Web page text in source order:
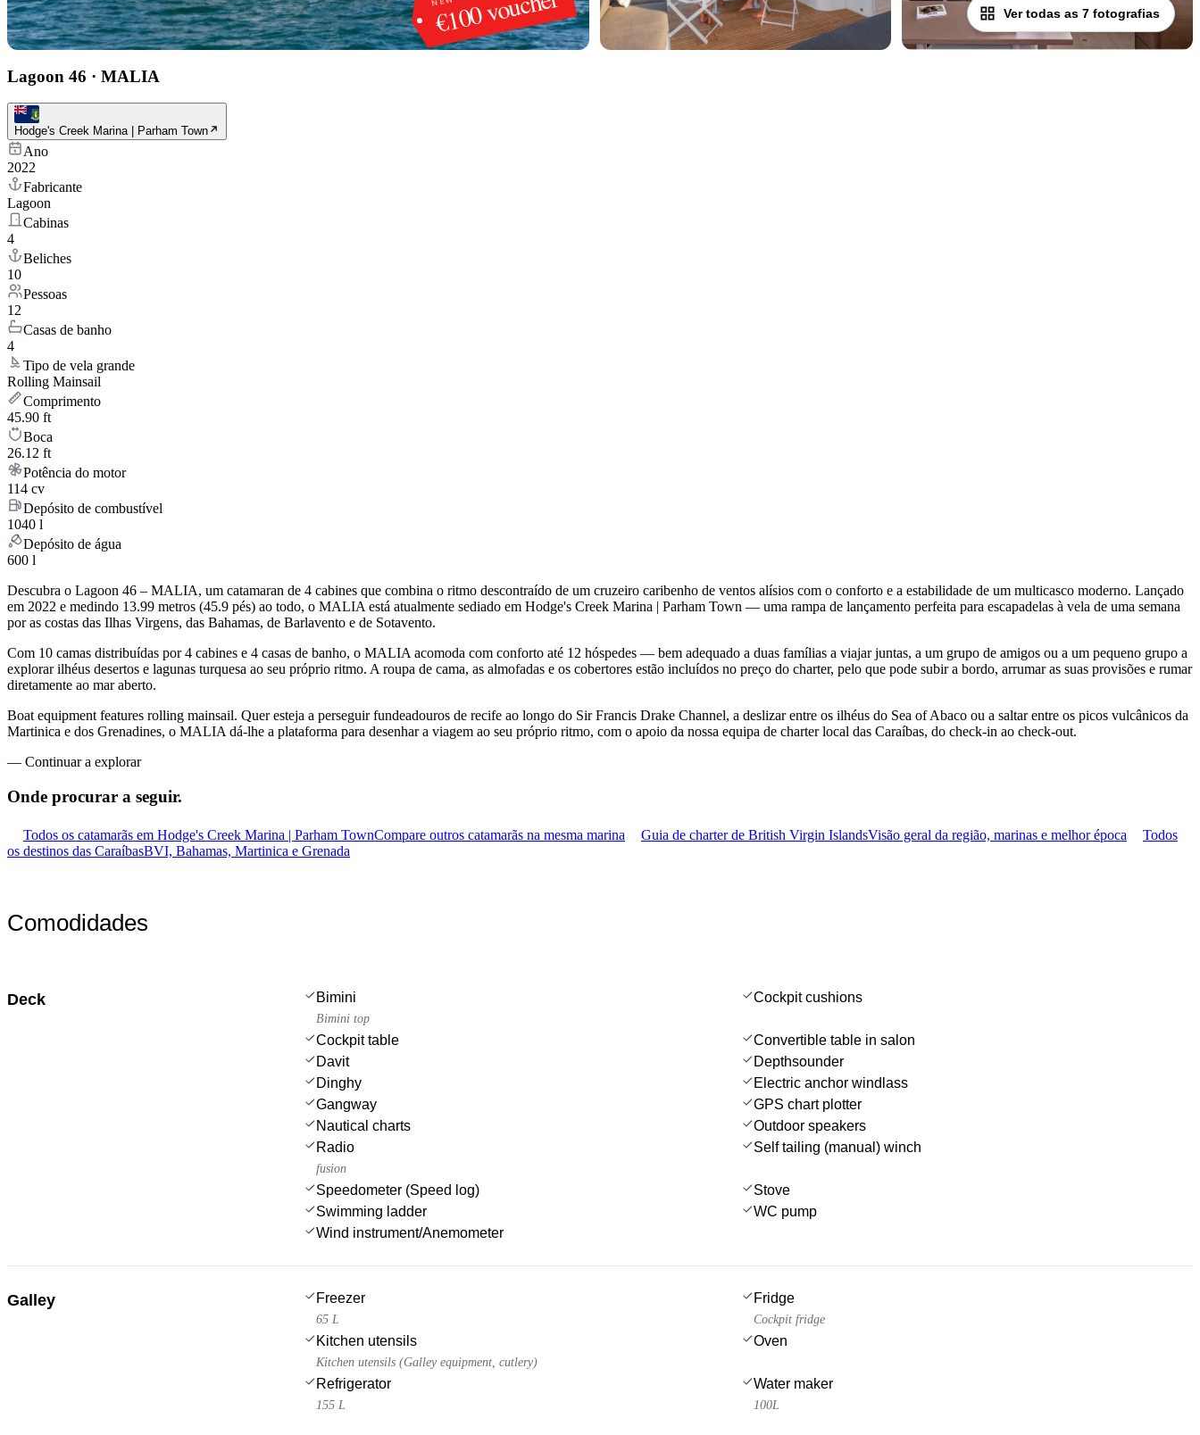
Ver todas as 7 fotografias
Lagoon 46 · MALIA
Hodge's Creek Marina | Parham Town
Ano
2022
Fabricante
Lagoon
Cabinas
4
Beliches
10
Pessoas
12
Casas de banho
4
Tipo de vela grande
Rolling Mainsail
Comprimento
45.90 ft
Boca
26.12 ft
Potência do motor
114 cv
Depósito de combustível
1040 l
Depósito de água
600 l
Descubra o Lagoon 46 – MALIA, um catamaran de 4 cabines que combina o ritmo descontraído de um cruzeiro caribenho de ventos alísios com o conforto e a estabilidade de um multicasco moderno. Lançado
em 2022 e medindo 13.99 metros (45.9 pés) ao todo, o MALIA está atualmente sediado em Hodge's Creek Marina | Parham Town — uma rampa de lançamento perfeita para escapadelas à vela de uma semana
por as costas das Ilhas Virgens, das Bahamas, de Barlavento e de Sotavento.
Com 10 camas distribuídas por 4 cabines e 4 casas de banho, o MALIA acomoda com conforto até 12 hóspedes — bem adequado a duas famílias a viajar juntas, a um grupo de amigos ou a um pequeno grupo a
explorar ilhéus desertos e lagunas turquesa ao seu próprio ritmo. A roupa de cama, as almofadas e os cobertores estão incluídos no preço do charter, pelo que pode subir a bordo, arrumar as suas provisões e rumar
diretamente ao mar aberto.
Boat equipment features rolling mainsail. Quer esteja a perseguir fundeadouros de recife ao longo do Sir Francis Drake Channel, a deslizar entre os ilhéus do Sea of Abaco ou a saltar entre os picos vulcânicos da
Martinica e dos Grenadines, o MALIA dá-lhe a plataforma para desenhar a viagem ao seu próprio ritmo, com o apoio da nossa equipa de charter local das Caraíbas, do check-in ao check-out.
— Continuar a explorar
Onde procurar a seguir.
Todos os catamarãs em Hodge's Creek Marina | Parham TownCompare outros catamarãs na mesma marina Guia de charter de British Virgin IslandsVisão geral da região, marinas e melhor época
Todos
os destinos das CaraíbasBVI, Bahamas, Martinica e Grenada
Comodidades
Deck Bimini
Bimini top
Cockpit cushions
Cockpit table
Convertible table in salon
Davit
Depthsounder
Dinghy
Electric anchor windlass
Gangway
GPS chart plotter
Nautical charts
Outdoor speakers
Radio
fusion
Self tailing (manual) winch
Speedometer (Speed log)
Stove
Swimming ladder
WC pump
Wind instrument/Anemometer
Galley Freezer
65 L
Fridge
Cockpit fridge
Kitchen utensils
Kitchen utensils (Galley equipment, cutlery)
Oven
Refrigerator
155 L
Water maker
100L